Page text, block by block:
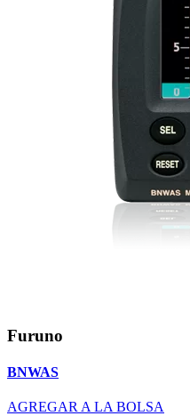
Furuno
BNWAS
AGREGAR A LA BOLSA